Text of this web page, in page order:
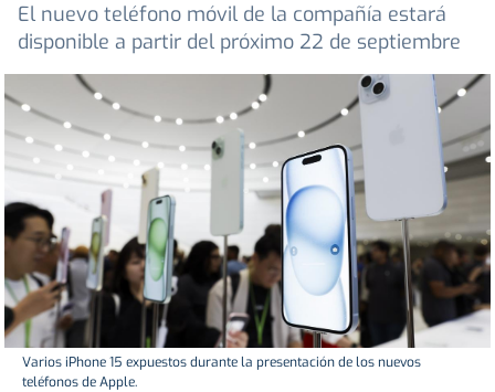
El nuevo teléfono móvil de la compañía estará
disponible a partir del próximo 22 de septiembre
Varios iPhone 15 expuestos durante la presentación de los nuevos
teléfonos de Apple.